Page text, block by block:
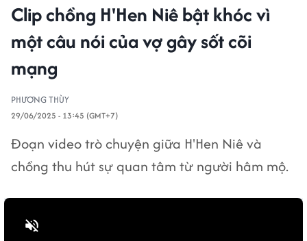
Clip chồng H'Hen Niê bật khóc vì
một câu nói của vợ gây sốt cõi
mạng
PHƯƠNG THÙY
29/06/2025 - 13:45 (GMT+7)
Đoạn video trò chuyện giữa H'Hen Niê và
chồng thu hút sự quan tâm từ người hâm mộ.